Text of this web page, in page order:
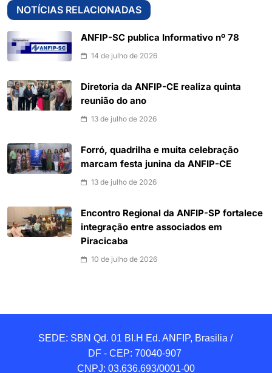
NOTÍCIAS RELACIONADAS
ANFIP-SC publica Informativo nº 78
14 de julho de 2026
Diretoria da ANFIP-CE realiza quinta
reunião do ano
13 de julho de 2026
Forró, quadrilha e muita celebração
marcam festa junina da ANFIP-CE
13 de julho de 2026
Encontro Regional da ANFIP-SP fortalece
integração entre associados em
Piracicaba
10 de julho de 2026
SEDE: SBN Qd. 01 BI.H Ed. ANFIP, Brasilia /
DF - CEP: 70040-907
CNPJ: 03.636.693/0001-00